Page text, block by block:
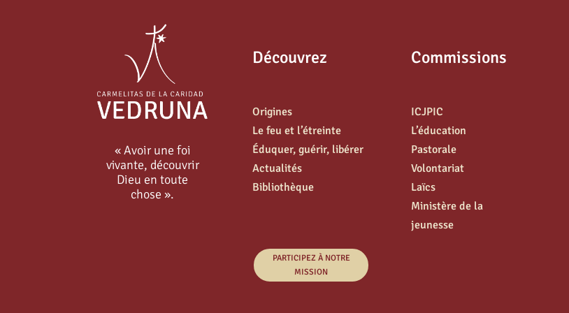
« Avoir une foi
vivante, découvrir
Dieu en toute
chose ».
Découvrez
Origines
Le feu et l’étreinte
Éduquer, guérir, libérer
Actualités
Bibliothèque
PARTICIPEZ À NOTRE
MISSION
Commissions
ICJPIC
L’éducation
Pastorale
Volontariat
Laïcs
Ministère de la
jeunesse